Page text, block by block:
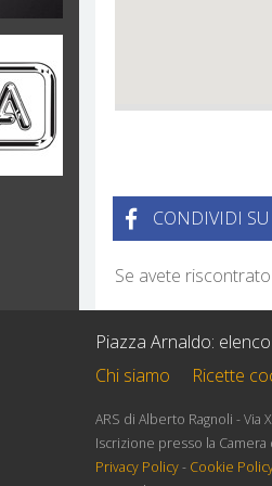
CONDIVIDI
Se avete
Piazza Arnaldo:
Chi siamo
Ricette
ARS di Alberto Ragnoli - Via
Iscrizione presso la Camera
Privacy Policy- Cookie